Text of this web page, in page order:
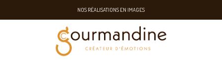
NOS RÉALISATIONS EN IMAGES